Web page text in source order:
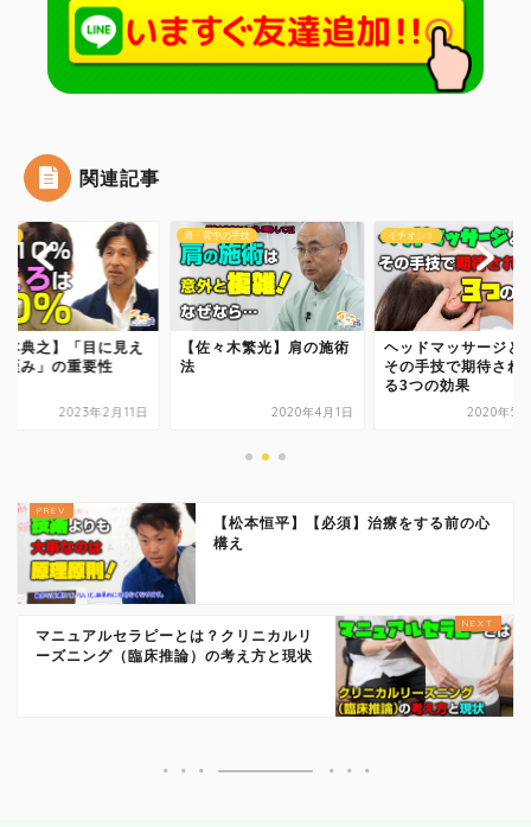
関連記事
本典之】「目に見え
歪み」の重要性
2023年2月11日
肩・背中の手技
【佐々木繁光】肩の施術
法
2020年4月1日
イチオシ！
ヘッドマッサージと
その手技で期待され
る3つの効果
2020年5
【松本恒平】【必須】治療をする前の心
構え
マニュアルセラピーとは？クリニカルリ
ーズニング（臨床推論）の考え方と現状